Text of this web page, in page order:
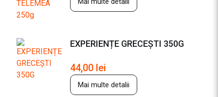
EXPERIENȚE GRECEȘTI 350G
44,00 lei
Mai multe detalii